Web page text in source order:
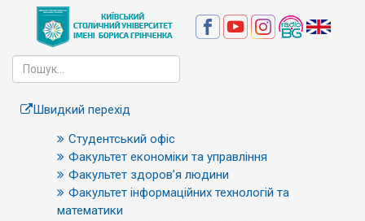
Швидкий перехід
Студентський офіс
Факультет економіки та управління
Факультет здоров’я людини
Факультет інформаційних технологій та
математики